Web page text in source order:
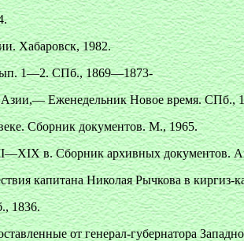
Хабаровск, 1982.
1—2. СПб., 1869—1873-
Азии,— Еженедельник Новое время. СПб.,
Сборник документов. М., 1965.
в. Сборник архивных документов.
капитана Николая Рычкова в киргиз-
1836.
от генерал-губернатора